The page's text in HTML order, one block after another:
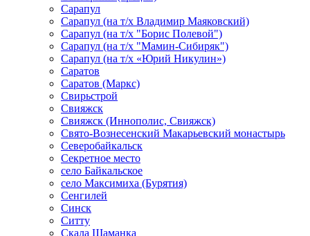
Сарапул
Сарапул (на т/х Владимир Маяковский)
Сарапул (на т/х "Борис Полевой")
Сарапул (на т/х "Мамин-Сибиряк")
Сарапул (на т/х «Юрий Никулин»)
Саратов
Саратов (Маркс)
Свирьстрой
Свияжск
Свияжск (Иннополис, Свияжск)
Свято-Вознесенский Макарьевский монастырь
Северобайкальск
Секретное место
село Байкальское
село Максимиха (Бурятия)
Сенгилей
Синск
Ситту
Скала Шаманка